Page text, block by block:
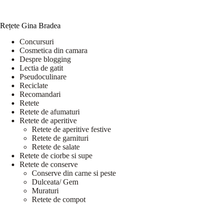
Rețete Gina Bradea
Concursuri
Cosmetica din camara
Despre blogging
Lectia de gatit
Pseudoculinare
Reciclate
Recomandari
Retete
Retete de afumaturi
Retete de aperitive
Retete de aperitive festive
Retete de garnituri
Retete de salate
Retete de ciorbe si supe
Retete de conserve
Conserve din carne si peste
Dulceata/ Gem
Muraturi
Retete de compot